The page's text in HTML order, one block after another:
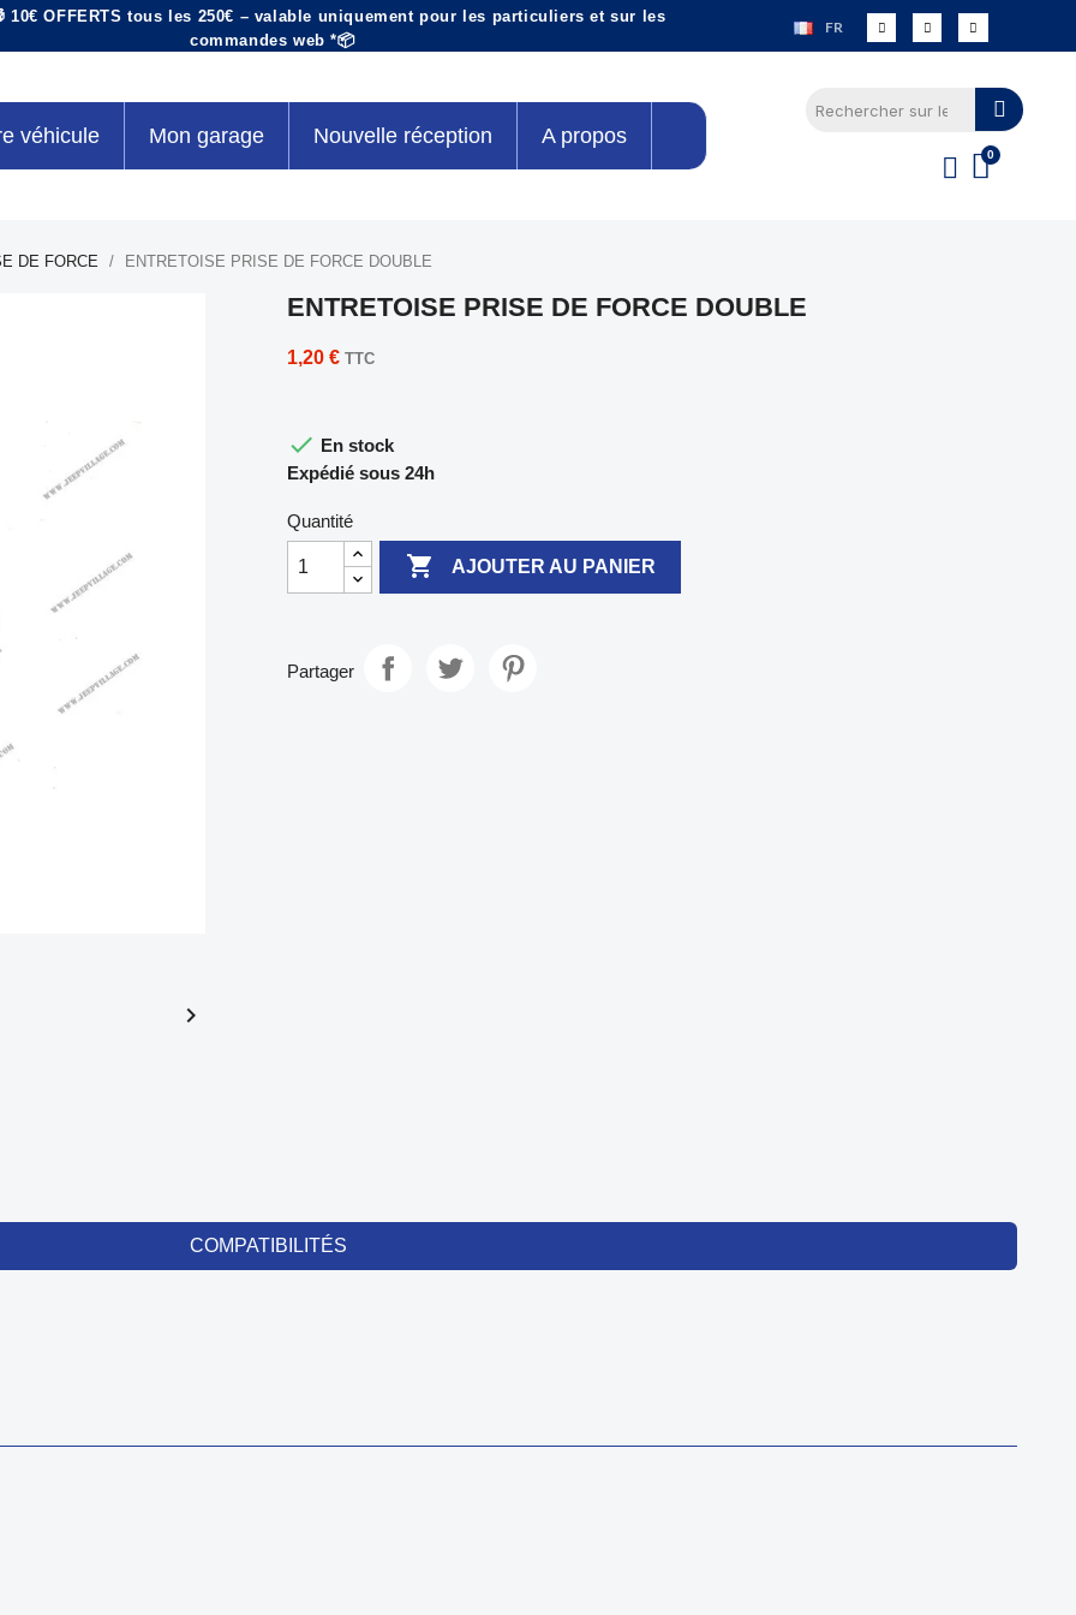
10€ OFFERTS tous les 250€ – valable uniquement pour les particuliers et sur les
commandes web *📦
FR
véhicule Mon garage Nouvelle réception A propos
DE FORCE ENTRETOISE PRISE DE FORCE DOUBLE

ENTRETOISE PRISE DE FORCE DOUBLE
1,20 € TTC
 En stock
Expédié sous 24h
Quantité
 AJOUTER AU PANIER
Partager
COMPATIBILITÉS